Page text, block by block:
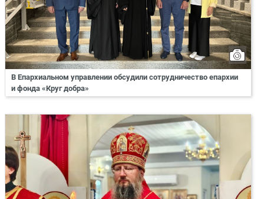
В Епархиальном управлении обсудили сотрудничество епархии
и фонда «Круг добра»